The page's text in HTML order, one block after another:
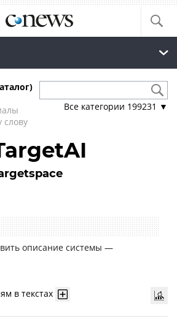
слову
Все категории 199231 ▼
описание системы —
в текстах